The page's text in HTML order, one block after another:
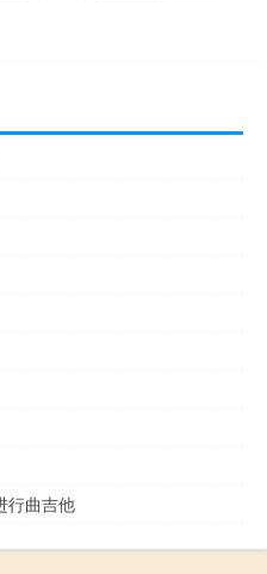
行曲吉他